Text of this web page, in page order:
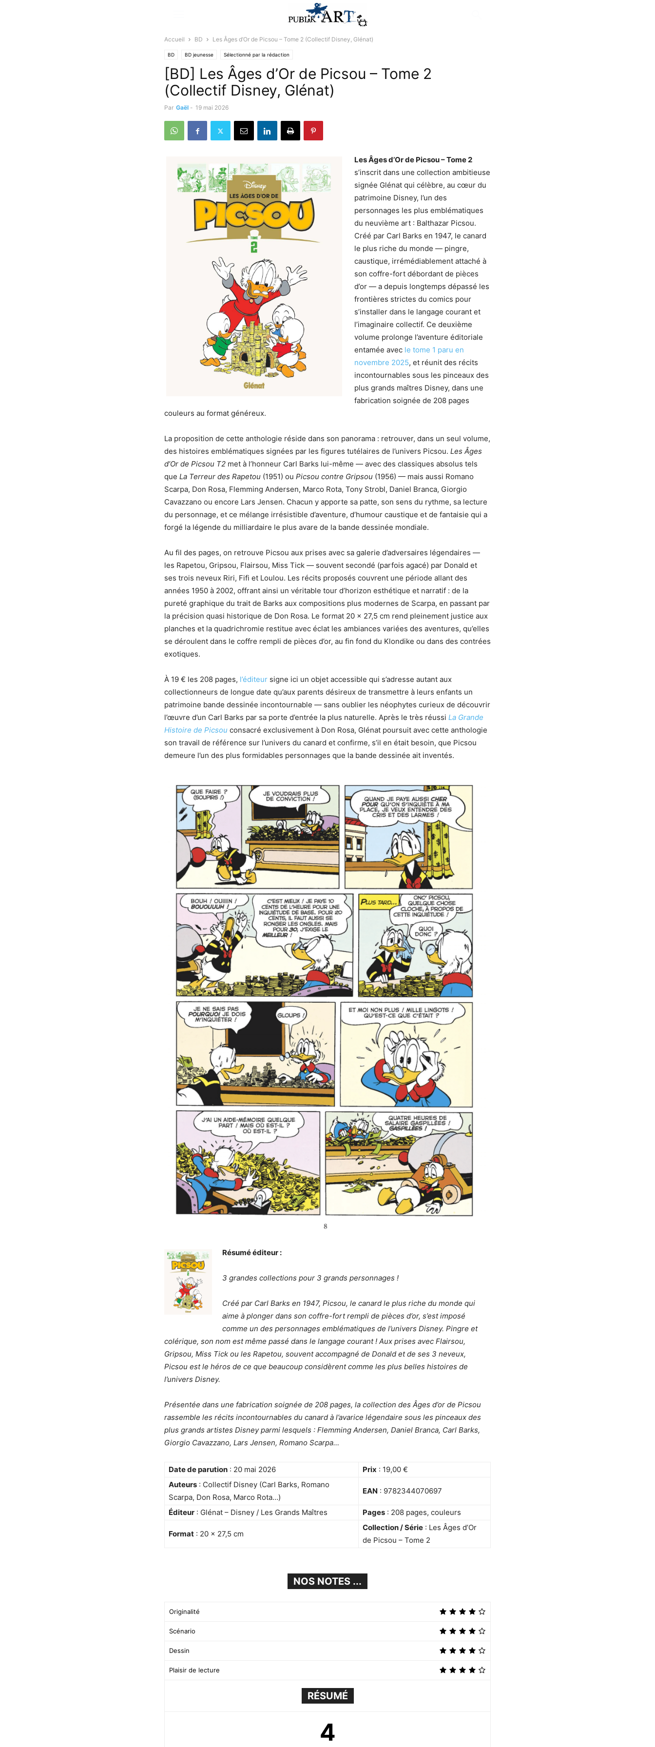
Accueil BD Les Âges d’Or de Picsou – Tome 2 (Collectif Disney, Glénat)
BD BD jeunesse Sélectionné par la rédaction
[BD] Les Âges d’Or de Picsou – Tome 2
(Collectif Disney, Glénat)
Par Gaël - 19 mai 2026
Les Âges d’Or de Picsou – Tome 2
s’inscrit dans une collection ambitieuse
signée Glénat qui célèbre, au cœur du
patrimoine Disney, l’un des
personnages les plus emblématiques
du neuvième art : Balthazar Picsou.
Créé par Carl Barks en 1947, le canard
le plus riche du monde — pingre,
caustique, irrémédiablement attaché à
son coffre-fort débordant de pièces
d’or — a depuis longtemps dépassé les
frontières strictes du comics pour
s’installer dans le langage courant et
l’imaginaire collectif. Ce deuxième
volume prolonge l’aventure éditoriale
entamée avec le tome 1 paru en
novembre 2025, et réunit des récits
incontournables sous les pinceaux des
plus grands maîtres Disney, dans une
fabrication soignée de 208 pages
couleurs au format généreux.
La proposition de cette anthologie réside dans son panorama : retrouver, dans un seul volume,
des histoires emblématiques signées par les figures tutélaires de l’univers Picsou. Les Âges
d’Or de Picsou T2 met à l’honneur Carl Barks lui-même — avec des classiques absolus tels
que La Terreur des Rapetou (1951) ou Picsou contre Gripsou (1956) — mais aussi Romano
Scarpa, Don Rosa, Flemming Andersen, Marco Rota, Tony Strobl, Daniel Branca, Giorgio
Cavazzano ou encore Lars Jensen. Chacun y apporte sa patte, son sens du rythme, sa lecture
du personnage, et ce mélange irrésistible d’aventure, d’humour caustique et de fantaisie qui a
forgé la légende du milliardaire le plus avare de la bande dessinée mondiale.
Au fil des pages, on retrouve Picsou aux prises avec sa galerie d’adversaires légendaires —
les Rapetou, Gripsou, Flairsou, Miss Tick — souvent secondé (parfois agacé) par Donald et
ses trois neveux Riri, Fifi et Loulou. Les récits proposés couvrent une période allant des
années 1950 à 2002, offrant ainsi un véritable tour d’horizon esthétique et narratif : de la
pureté graphique du trait de Barks aux compositions plus modernes de Scarpa, en passant par
la précision quasi historique de Don Rosa. Le format 20 × 27,5 cm rend pleinement justice aux
planches et la quadrichromie restitue avec éclat les ambiances variées des aventures, qu’elles
se déroulent dans le coffre rempli de pièces d’or, au fin fond du Klondike ou dans des contrées
exotiques.
À 19 € les 208 pages, l’éditeur signe ici un objet accessible qui s’adresse autant aux
collectionneurs de longue date qu’aux parents désireux de transmettre à leurs enfants un
patrimoine bande dessinée incontournable — sans oublier les néophytes curieux de découvrir
l’œuvre d’un Carl Barks par sa porte d’entrée la plus naturelle. Après le très réussi La Grande
Histoire de Picsou consacré exclusivement à Don Rosa, Glénat poursuit avec cette anthologie
son travail de référence sur l’univers du canard et confirme, s’il en était besoin, que Picsou
demeure l’un des plus formidables personnages que la bande dessinée ait inventés.
Résumé éditeur :
3 grandes collections pour 3 grands personnages !
Créé par Carl Barks en 1947, Picsou, le canard le plus riche du monde qui
aime à plonger dans son coffre-fort rempli de pièces d’or, s’est imposé
comme un des personnages emblématiques de l’univers Disney. Pingre et
colérique, son nom est même passé dans le langage courant ! Aux prises avec Flairsou,
Gripsou, Miss Tick ou les Rapetou, souvent accompagné de Donald et de ses 3 neveux,
Picsou est le héros de ce que beaucoup considèrent comme les plus belles histoires de
l’univers Disney.
Présentée dans une fabrication soignée de 208 pages, la collection des Âges d’or de Picsou
rassemble les récits incontournables du canard à l’avarice légendaire sous les pinceaux des
plus grands artistes Disney parmi lesquels : Flemming Andersen, Daniel Branca, Carl Barks,
Giorgio Cavazzano, Lars Jensen, Romano Scarpa…
Date de parution : 20 mai 2026 Prix : 19,00 €
Auteurs : Collectif Disney (Carl Barks, Romano
Scarpa, Don Rosa, Marco Rota…)
EAN : 9782344070697
Éditeur : Glénat – Disney / Les Grands Maîtres Pages : 208 pages, couleurs
Format : 20 × 27,5 cm
Collection / Série : Les Âges d’Or
de Picsou – Tome 2
NOS NOTES ...
Originalité
Scénario
Dessin
Plaisir de lecture
RÉSUMÉ
4